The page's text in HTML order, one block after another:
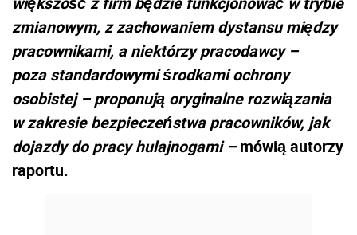
zmianowym, z zachowaniem dystansu między
pracownikami, a niektórzy pracodawcy –
poza standardowymi środkami ochrony
osobistej – proponują oryginalne rozwiązania
w zakresie bezpieczeństwa pracowników, jak
dojazdy do pracy hulajnogami –mówią autorzy
raportu.